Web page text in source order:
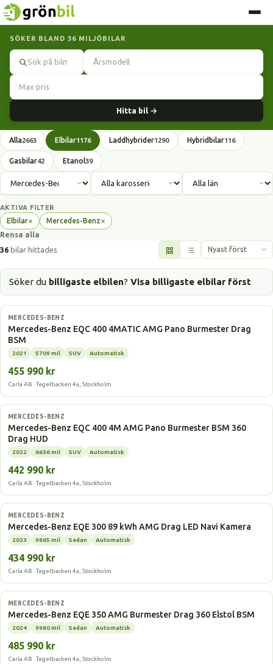
SÖKER BLAND 36 MILJÖBILAR
Hitta bil →
Alla2663 Elbilar1176 Laddhybrider1290 Hybridbilar116
Gasbilar42 Etanol39
AKTIVA FILTER
Elbilar×
Ta
bort
filter
Mercedes-Benz×
Ta
filter
Rensa alla
36 bilar hittades
Söker du billigaste elbilen? Visa billigaste elbilar först
Elbil
MERCEDES-BENZ
Mercedes-Benz EQC 400 4MATIC AMG Pano Burmester Drag
BSM
2021 5709 mil SUV Automatisk
455 990 kr
Carla AB · Tegelbacken 4a, Stockholm
Elbil
MERCEDES-BENZ
Mercedes-Benz EQC 400 4M AMG Pano Burmester BSM 360
Drag HUD
2022 6636 mil SUV Automatisk
442 990 kr
Carla AB · Tegelbacken 4a, Stockholm
Elbil
MERCEDES-BENZ
Mercedes-Benz EQE 300 89 kWh AMG Drag LED Navi Kamera
2023 9865 mil Sedan Automatisk
434 990 kr
Carla AB · Tegelbacken 4a, Stockholm
Elbil
MERCEDES-BENZ
Mercedes-Benz EQE 350 AMG Burmester Drag 360 Elstol BSM
2024 9980 mil Sedan Automatisk
485 990 kr
Carla AB · Tegelbacken 4a, Stockholm